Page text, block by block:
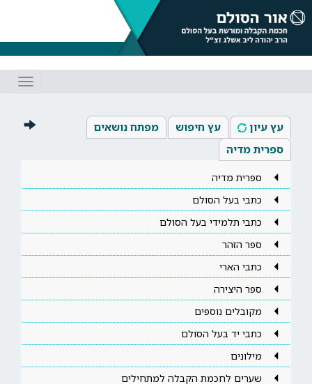
עץ עיון עץ חיפוש
מפתח נושאים
ספרית מדיה
ספרית מדיה
כתבי בעל הסולם
כתבי תלמידי בעל הסולם
ספר הזהר
כתבי הארי
ספר היצירה
מקובלים נוספים
כתבי יד בעל הסולם
מילונים
שערים לחכמת הקבלה למתחילים